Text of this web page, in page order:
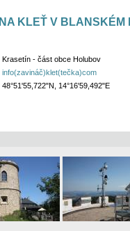
KLEŤ V BLANSKÉM
Krasetín - část obce Holubov
info(zavináč)klet(tečka)com
48°51'55,722"N, 14°16'59,492"E